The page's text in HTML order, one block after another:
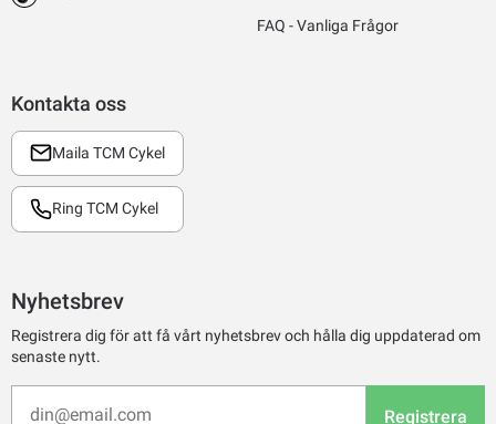
Kontakta oss
Maila TCM Cykel
Ring TCM Cykel
FAQ - Vanliga Frågor
Nyhetsbrev
Registrera dig för att få vårt nyhetsbrev och hålla dig uppdaterad om
senaste nytt.
Registrera